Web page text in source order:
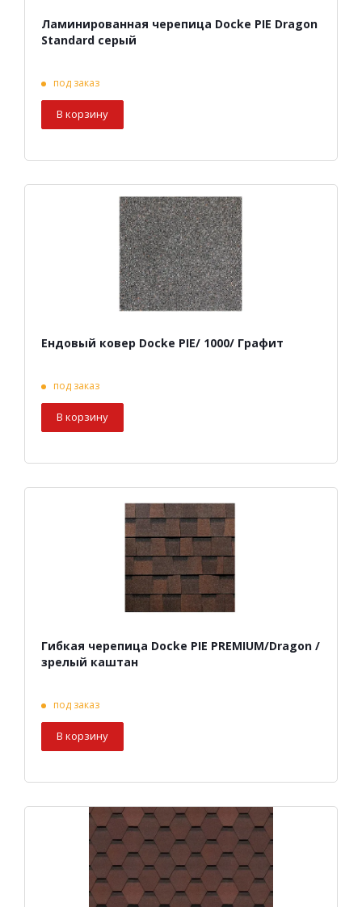
Ламинированная черепица Docke PIE Dragon
Standard серый
под заказ
В корзину
Ендовый ковер Docke PIE/ 1000/ Графит
под заказ
В корзину
Гибкая черепица Docke PIE PREMIUM/Dragon /
зрелый каштан
под заказ
В корзину